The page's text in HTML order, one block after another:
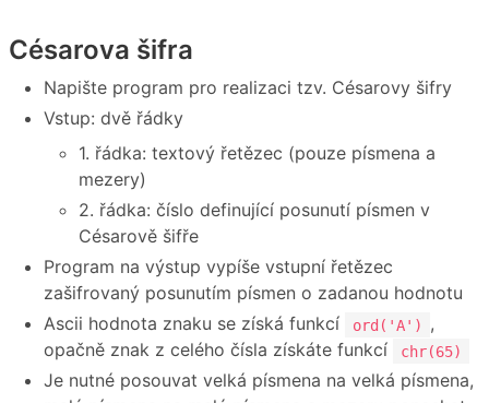
Césarova šifra
Napište program pro realizaci tzv. Césarovy šifry
Vstup: dvě řádky
1. řádka: textový řetězec (pouze písmena a
mezery)
2. řádka: číslo definující posunutí písmen v
Césarově šifře
Program na výstup vypíše vstupní řetězec
zašifrovaný posunutím písmen o zadanou hodnotu
Ascii hodnota znaku se získá funkcí
ord('A')
,
opačně znak z celého čísla získáte funkcí
chr(65)
Je nutné posouvat velká písmena na velká písmena,